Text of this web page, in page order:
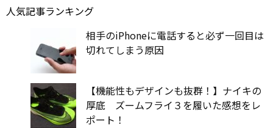
人気記事ランキング
相手のiPhoneに電話すると必ず一回目は
切れてしまう原因
【機能性もデザインも抜群！】ナイキの
厚底 ズームフライ３を履いた感想をレ
ポート！